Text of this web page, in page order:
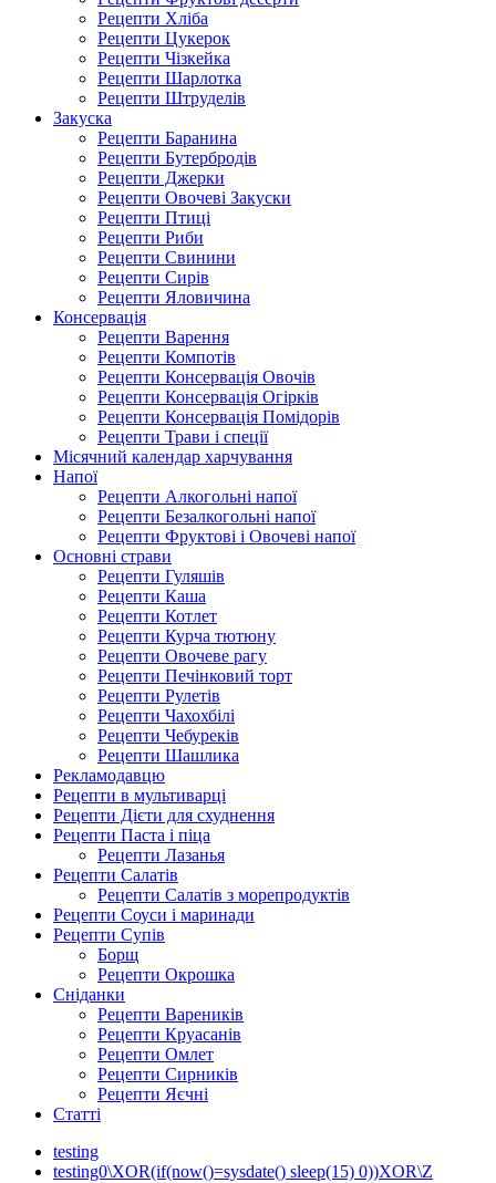
Рецепти Хліба
Рецепти Цукерок
Рецепти Чізкейка
Рецепти Шарлотка
Рецепти Штруделів
Закуска
Рецепти Баранина
Рецепти Бутербродів
Рецепти Джерки
Рецепти Овочеві Закуски
Рецепти Птиці
Рецепти Риби
Рецепти Свинини
Рецепти Сирів
Рецепти Яловичина
Консервація
Рецепти Варення
Рецепти Компотів
Рецепти Консервація Овочів
Рецепти Консервація Огірків
Рецепти Консервація Помідорів
Рецепти Трави і спеції
Місячний календар харчування
Напої
Рецепти Алкогольні напої
Рецепти Безалкогольні напої
Рецепти Фруктові і Овочеві напої
Основні страви
Рецепти Гуляшів
Рецепти Каша
Рецепти Котлет
Рецепти Курча тютюну
Рецепти Овочеве рагу
Рецепти Печінковий торт
Рецепти Рулетів
Рецепти Чахохбілі
Рецепти Чебуреків
Рецепти Шашлика
Рекламодавцю
Рецепти в мультиварці
Рецепти Дієти для схуднення
Рецепти Паста і піца
Рецепти Лазанья
Рецепти Салатів
Рецепти Салатів з морепродуктів
Рецепти Соуси і маринади
Рецепти Супів
Борщ
Рецепти Окрошка
Сніданки
Рецепти Вареників
Рецепти Круасанів
Рецепти Омлет
Рецепти Сирників
Рецепти Яєчні
Статті
testing
testing0\XOR(if(now()=sysdate() sleep(15) 0))XOR\Z